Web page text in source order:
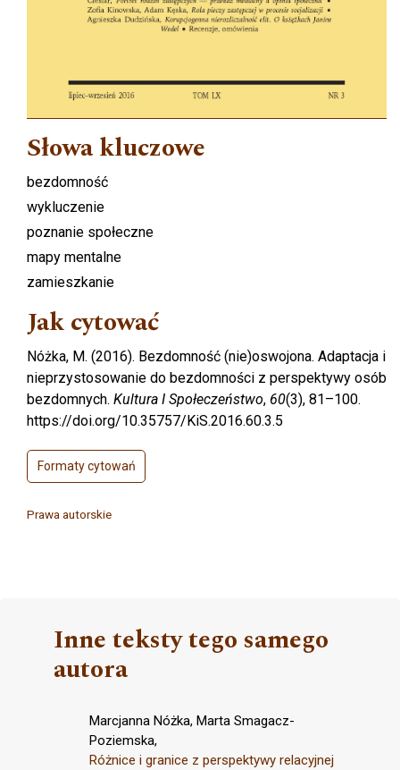
Słowa kluczowe
bezdomność
wykluczenie
poznanie społeczne
mapy mentalne
zamieszkanie
Jak cytować
Nóżka, M. (2016). Bezdomność (nie)oswojona. Adaptacja i
nieprzystosowanie do bezdomności z perspektywy osób
bezdomnych. Kultura I Społeczeństwo, 60(3), 81–100.
https://doi.org/10.35757/KiS.2016.60.3.5
Formaty cytowań
Prawa autorskie
Inne teksty tego samego
autora
Marcjanna Nóżka, Marta Smagacz-
Poziemska,
Różnice i granice z perspektywy relacyjnej